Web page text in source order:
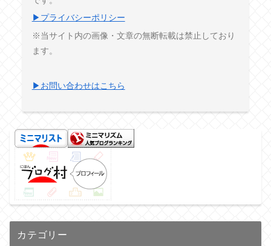
▶プライバシーポリシー
※当サイト内の画像・文章の無断転載は禁止しており
ます。
▶お問い合わせはこちら
カテゴリー